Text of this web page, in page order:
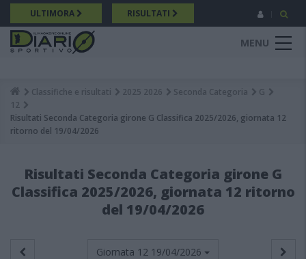
Salta
al
contenuto
principale
ULTIMORA RISULTATI
MENU
Breadcrumb
Classifiche e risultati 2025 2026 Seconda Categoria
G
12
Risultati Seconda Categoria girone G Classifica 2025/2026, giornata 12
ritorno del 19/04/2026
Risultati Seconda Categoria girone G
Classifica 2025/2026, giornata 12 ritorno
del 19/04/2026
Giornata 12 19/04/2026